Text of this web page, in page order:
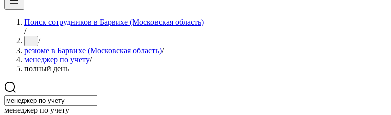
Поиск сотрудников в Барвихе (Московская область)
/
... /
резюме в Барвихе (Московская область)/
менеджер по учету/
полный день
менеджер по учету